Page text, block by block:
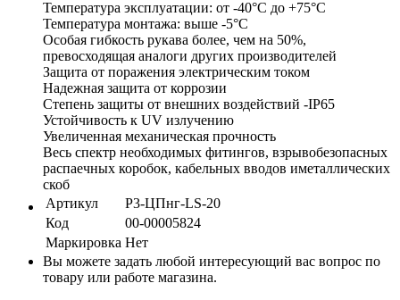
Температура эксплуатации: от -40°С до +75°С
Температура монтажа: выше -5°С
Особая гибкость рукава более, чем на 50%,
превосходящая аналоги других производителей
Защита от поражения электрическим током
Надежная защита от коррозии
Степень защиты от внешних воздействий -IP65
Устойчивость к UV излучению
Увеличенная механическая прочность
Весь спектр необходимых фитингов, взрывобезопасных
распаечных коробок, кабельных вводов иметаллических
скоб
Артикул
Р3-ЦПнг-LS-20
Код
00-00005824
Маркировка Нет
Вы можете задать любой интересующий вас вопрос по
товару или работе магазина.